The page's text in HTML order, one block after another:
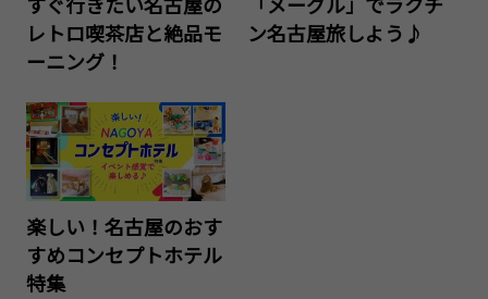
レトロ喫茶店と絶品モ
ーニング！
ン名古屋旅しよう♪
楽しい！名古屋のおす
すめコンセプトホテル
特集